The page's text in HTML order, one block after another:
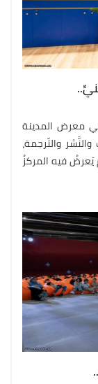
معرض المدينة
الأدب والنَّشر والتّرجمة،
يَعرضُ فيه المركزُ